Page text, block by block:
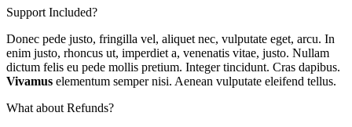
Support Included?
Donec pede justo, fringilla vel, aliquet nec, vulputate eget, arcu. In
enim justo, rhoncus ut, imperdiet a, venenatis vitae, justo. Nullam
dictum felis eu pede mollis pretium. Integer tincidunt. Cras dapibus.
Vivamus elementum semper nisi. Aenean vulputate eleifend tellus.
What about Refunds?